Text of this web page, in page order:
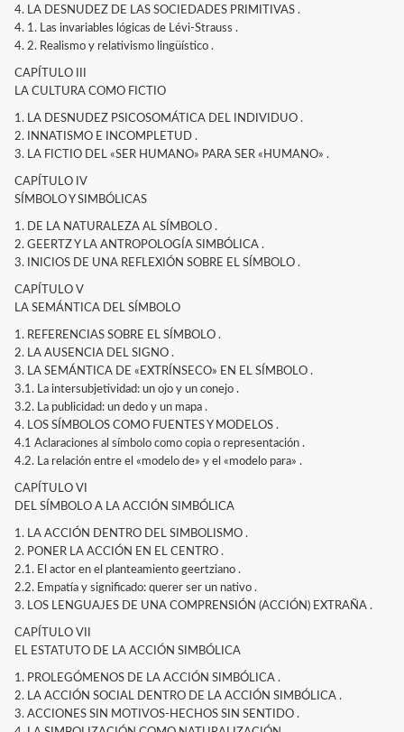
4. LA DESNUDEZ DE LAS SOCIEDADES PRIMITIVAS .
4. 1. Las invariables lógicas de Lévi-Strauss .
4. 2. Realismo y relativismo lingüístico .
CAPÍTULO III
LA CULTURA COMO FICTIO
1. LA DESNUDEZ PSICOSOMÁTICA DEL INDIVIDUO .
2. INNATISMO E INCOMPLETUD .
3. LA FICTIO DEL «SER HUMANO» PARA SER «HUMANO» .
CAPÍTULO IV
SÍMBOLO Y SIMBÓLICAS
1. DE LA NATURALEZA AL SÍMBOLO .
2. GEERTZ Y LA ANTROPOLOGÍA SIMBÓLICA .
3. INICIOS DE UNA REFLEXIÓN SOBRE EL SÍMBOLO .
CAPÍTULO V
LA SEMÁNTICA DEL SÍMBOLO
1. REFERENCIAS SOBRE EL SÍMBOLO .
2. LA AUSENCIA DEL SIGNO .
3. LA SEMÁNTICA DE «EXTRÍNSECO» EN EL SÍMBOLO .
3.1. La intersubjetividad: un ojo y un conejo .
3.2. La publicidad: un dedo y un mapa .
4. LOS SÍMBOLOS COMO FUENTES Y MODELOS .
4.1 Aclaraciones al símbolo como copia o representación .
4.2. La relación entre el «modelo de» y el «modelo para» .
CAPÍTULO VI
DEL SÍMBOLO A LA ACCIÓN SIMBÓLICA
1. LA ACCIÓN DENTRO DEL SIMBOLISMO .
2. PONER LA ACCIÓN EN EL CENTRO .
2.1. El actor en el planteamiento geertziano .
2.2. Empatía y significado: querer ser un nativo .
3. LOS LENGUAJES DE UNA COMPRENSIÓN (ACCIÓN) EXTRAÑA .
CAPÍTULO VII
EL ESTATUTO DE LA ACCIÓN SIMBÓLICA
1. PROLEGÓMENOS DE LA ACCIÓN SIMBÓLICA .
2. LA ACCIÓN SOCIAL DENTRO DE LA ACCIÓN SIMBÓLICA .
3. ACCIONES SIN MOTIVOS-HECHOS SIN SENTIDO .